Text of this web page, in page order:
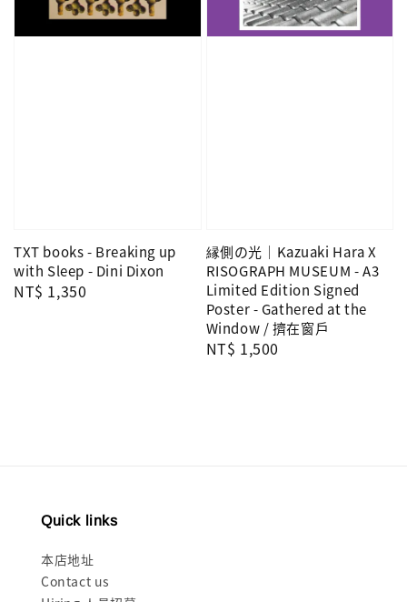
TXT books - Breaking up
with Sleep - Dini Dixon
Regular
NT$ 1,350
縁側の光｜Kazuaki Hara X
RISOGRAPH MUSEUM - A3
Limited Edition Signed
Poster - Gathered at the
Window / 擠在窗戶
Regular
NT$ 1,500
Quick links
本店地址
Contact us